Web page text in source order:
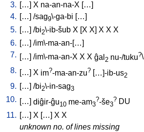
3. […] X na-an-na-X […]
4. […] /sag9\-ga-bi […]
5. […] /bi2\-ib-šub X [X X] X X X
6. […] /im\-ma-an-[…]
7.
… ] /im\-ma-an-X X X ĝal 2 nu-/tuku?\
8.
… X im?-ma-an-zu? …]-ib-us2
9. […] /bi2\-in-sag3
10. … diĝir-ĝu10 me-am3
?-še3
? DU
11. […] X […] X X
unknown no. of lines missing